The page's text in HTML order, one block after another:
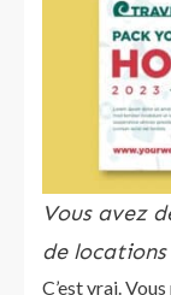
Vous avez
de
C’est vrai.